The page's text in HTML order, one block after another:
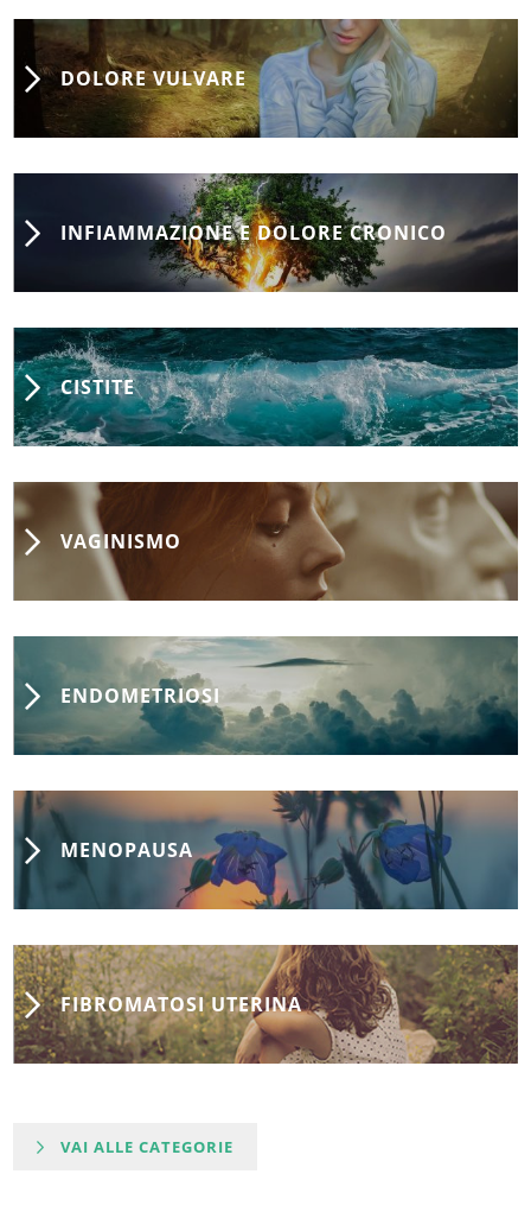
DOLORE VULVARE
INFIAMMAZIONE E DOLORE CRONICO
CISTITE
VAGINISMO
ENDOMETRIOSI
MENOPAUSA
FIBROMATOSI UTERINA
VAI ALLE CATEGORIE